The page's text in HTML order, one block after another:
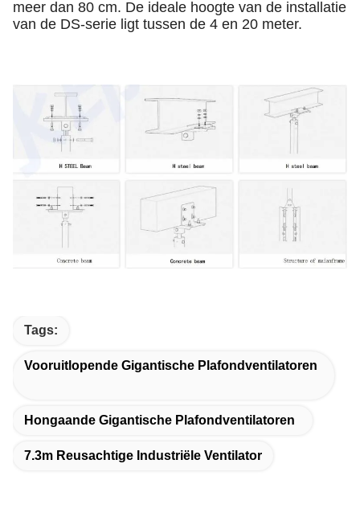
meer dan 80 cm. De ideale hoogte van de installatie
van de DS-serie ligt tussen de 4 en 20 meter.
Tags:
Vooruitlopende Gigantische Plafondventilatoren
Hongaande Gigantische Plafondventilatoren
7.3m Reusachtige Industriële Ventilator